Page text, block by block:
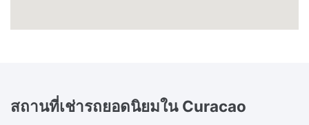
สถานที่เช่ารถยอดนิยมใน Curacao